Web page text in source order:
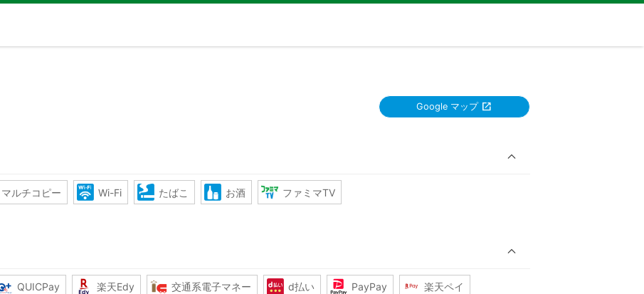
Google マップ
マルチコピー Wi-Fi たばこ お酒 ファミマTV
QUICPay 楽天Edy 交通系電子マネー d払い PayPay 楽天ペイ